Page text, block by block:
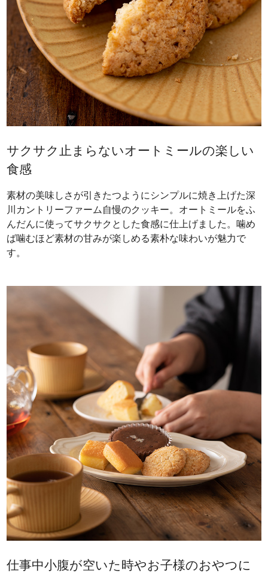
サクサク止まらないオートミールの楽しい
食感
素材の美味しさが引きたつようにシンプルに焼き上げた深
川カントリーファーム自慢のクッキー。オートミールをふ
んだんに使ってサクサクとした食感に仕上げました。噛め
ば噛むほど素材の甘みが楽しめる素朴な味わいが魅力で
す。
仕事中小腹が空いた時やお子様のおやつに